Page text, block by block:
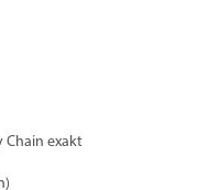
Chain exakt